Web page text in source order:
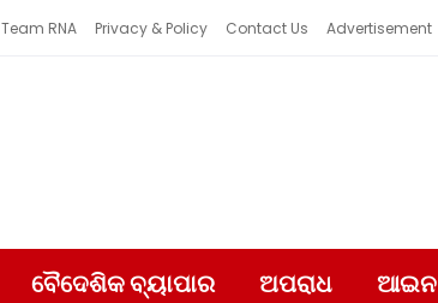
Team RNA Privacy & Policy Contact Us Advertisement
ବୈଦେଶିକ ବ୍ୟାପାର ଅପରାଧ ଆଇନ